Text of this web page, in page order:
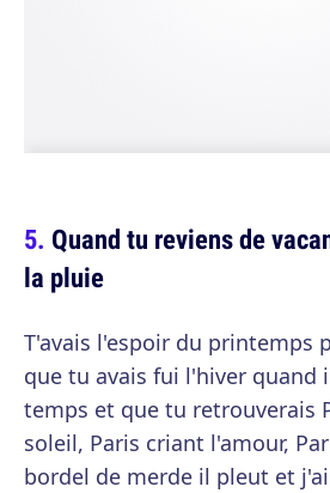
Quand tu reviens de
la pluie
T'avais l'espoir du printemps
que tu avais fui l'hiver quand
temps et que tu retrouverais
soleil, Paris criant l'amour,
bordel de merde il pleut et